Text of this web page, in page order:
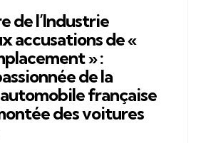
de l’Industrie
accusations de «
» :
de la
française
des voitures